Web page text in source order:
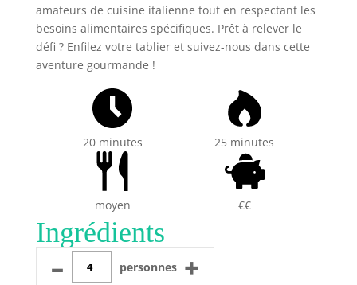
amateurs de cuisine italienne tout en respectant les
besoins alimentaires spécifiques. Prêt à relever le
défi ? Enfilez votre tablier et suivez-nous dans cette
aventure gourmande !
20 minutes 25 minutes
moyen €€
Ingrédients
– personnes +